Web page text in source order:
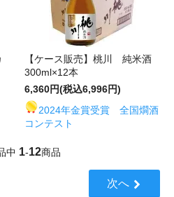
【ケース販売】桃川 純米酒
300ml×12本
6,360円(税込6,996円)
2024年金賞受賞 全国燗酒
コンテスト
中 1-12商品
次へ